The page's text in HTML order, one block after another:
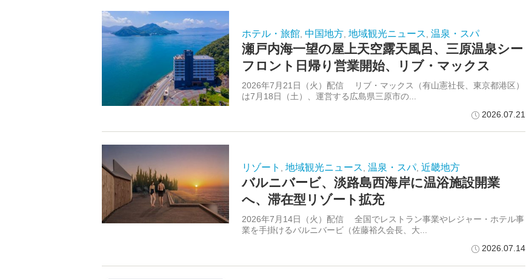
ホテル・旅館, 中国地方, 地域観光ニュース 温泉・スパ
瀬戸内海一望の屋上天空露天風呂、三原温泉シー
フロント日帰り営業開始、リブ・マックス
2026年7月21日（火）配信 リブ・マックス（有山憲社長、東京都港区）
は7月18日（土）、運営する広島県三原市の...
2026.07.21
リゾート , 地域観光ニュース, 温泉・スパ, 近畿地方
バルニバービ、淡路島西海岸に温浴施設開業
へ、滞在型リゾート拡充
2026年7月14日（火）配信 全国でレストラン事業やレジャー・ホテル事
業を手掛けるバルニバービ（佐藤裕久会長、大...
2026.07.14